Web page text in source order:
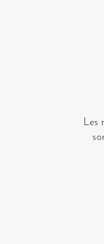
Les